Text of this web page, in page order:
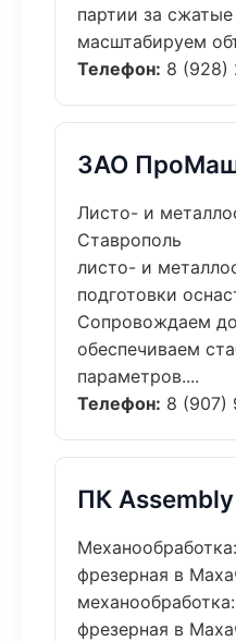
партии за
масштабируем
Телефон: 8 (928)
ЗАО ПроМаш
Листо- и
Ставрополь
листо- и
подготовки
Сопровождаем
обеспечиваем
параметров....
Телефон: 8 (907)
ПК
фрезерная в
фрезерная в